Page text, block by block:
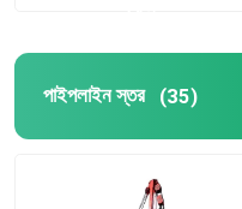
আগর বোরিং মেশিন
পাইপলাইন স্তর (35)